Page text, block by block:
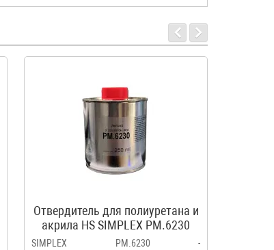
Отвердитель для полиуретана и
акрила HS SIMPLEX PM.6230
SIMPLEX PM.6230 -